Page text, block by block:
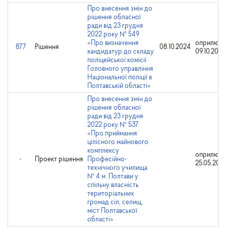
877 Рішення
Про внесення змін до
рішення обласної
ради від 23 грудня
2022 року № 549
«Про визначення
кандидатур до складу
поліцейської комісії
Головного управління
Національної поліції в
Полтавській області»
08.10.2024
09.10.2024
- Проект рішення
Про внесення змін до
рішення обласної
ради від 23 грудня
2022 року № 537
«Про приймання
цілісного майнового
комплексу
Професійно-
технічного училища
№ 4 м. Полтави у
спільну власність
територіальних
громад сіл, селищ,
міст Полтавської
області»